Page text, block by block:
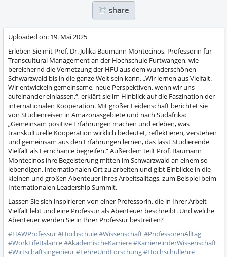
share
Uploaded on: 19. Mai 2025
Erleben Sie mit Prof. Dr. Julika Baumann Montecinos, Professorin für
Transcultural Management an der Hochschule Furtwangen, wie
bereichernd die Vernetzung der HFU aus dem wunderschönen
Schwarzwald bis in die ganze Welt sein kann. „Wir lernen aus Vielfalt.
Wir entwickeln gemeinsame, neue Perspektiven, wenn wir uns
aufeinander einlassen.“, erklärt sie im Hinblick auf die Faszination der
internationalen Kooperation. Mit großer Leidenschaft berichtet sie
von Studienreisen in Amazonasgebiete und nach Südafrika:
„Gemeinsam positive Erfahrungen machen und erleben, was
transkulturelle Kooperation wirklich bedeutet, reflektieren, verstehen
und gemeinsam aus den Erfahrungen lernen, das lässt Studierende
Vielfalt als Lernchance begreifen.“ Außerdem teilt Prof. Baumann
Montecinos ihre Begeisterung mitten im Schwarzwald an einem so
lebendigen, internationalen Ort zu arbeiten und gibt Einblicke in die
kleinen und großen Abenteuer Ihres Arbeitsalltags, zum Beispiel beim
Internationalen Leadership Summit.
Lassen Sie sich inspirieren von einer Professorin, die in Ihrer Arbeit
Vielfalt lebt und eine Professur als Abenteuer beschreibt. Und welche
Abenteuer werden Sie in Ihrer Professur bestreiten?
#HAWProfessur#Hochschule#Wissenschaft#ProfessorenAlltag
#WorkLifeBalance#AkademischeKarriere#KarriereinderWissenschaft
#Wirtschaftsingenieur#LehreUndForschung#Hochschullehre